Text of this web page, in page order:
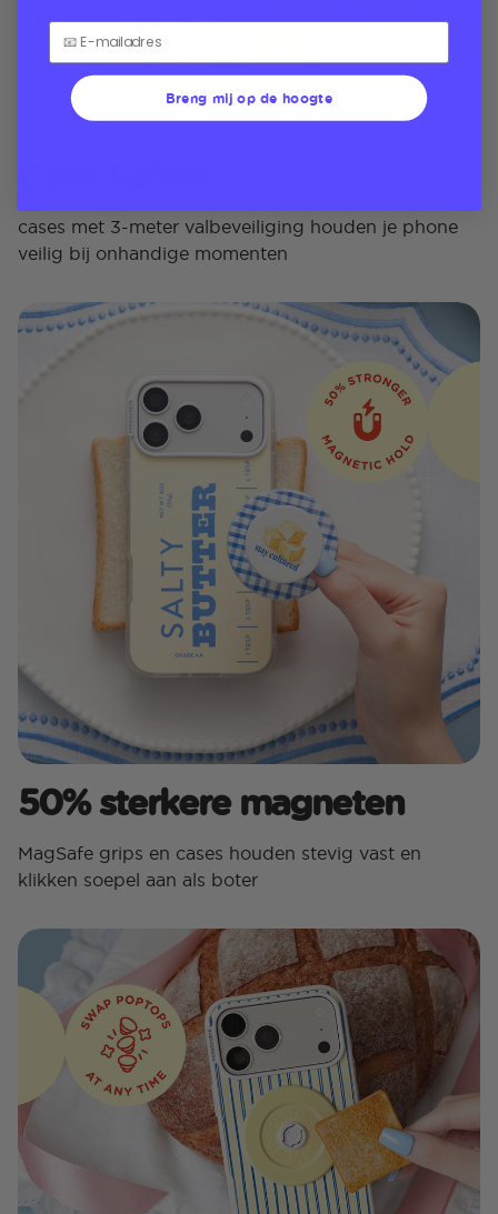
cases met 3-meter valbeveiliging houden je phone
veilig bij onhandige momenten
50% sterkere magneten
MagSafe grips en cases houden stevig vast en
klikken soepel aan als boter
Breng mij op de hoogte